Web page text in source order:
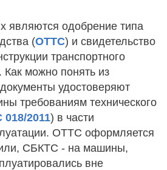
являются одобрение типа
(ОТТС) и свидетельство
транспортного
Как можно понять из
удостоверяют
требованиям технического
018/2011) в части
ОТТС оформляется
СБКТС - на машины,
вне